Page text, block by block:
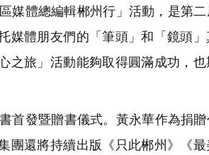
體總編輯郴州行」活動，是第二
媒體朋友們的「筆頭」和「鏡頭
之旅」活動能夠取得圓滿成功，
發暨贈書儀式。黃永華作為捐
團還將持續出版《只此郴州》《